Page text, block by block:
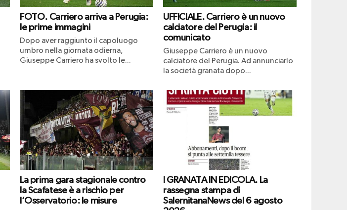
FOTO. Carriero arriva a Perugia:
le prime immagini
Dopo aver raggiunto il capoluogo
umbro nella giornata odierna,
Giuseppe Carriero ha svolto le...
UFFICIALE. Carriero è un nuovo
calciatore del Perugia: il
comunicato
Giuseppe Carriero è un nuovo
calciatore del Perugia. Ad annunciarlo
la società granata dopo...
La prima gara stagionale contro
la Scafatese è a rischio per
l’Osservatorio: le misure
I GRANATA IN EDICOLA. La
rassegna stampa di
SalernitanaNews del 6 agosto